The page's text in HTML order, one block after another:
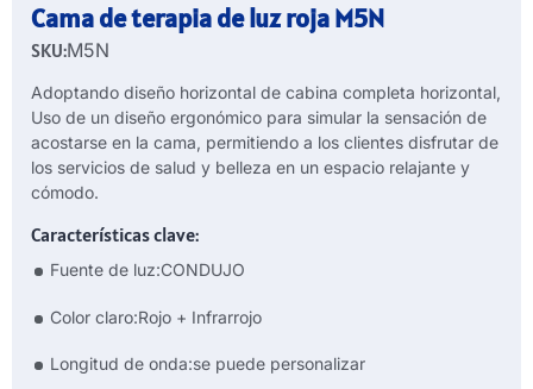
Cama de terapia de luz roja M5N
SKU:M5N
Adoptando diseño horizontal de cabina completa horizontal,
Uso de un diseño ergonómico para simular la sensación de
acostarse en la cama, permitiendo a los clientes disfrutar de
los servicios de salud y belleza en un espacio relajante y
cómodo.
Características clave:
Fuente de luz:CONDUJO
Color claro:Rojo + Infrarrojo
Longitud de onda:se puede personalizar